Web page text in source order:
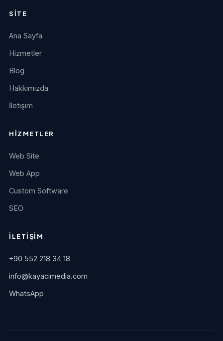
SITE
Ana Sayfa
Hizmetler
Blog
Hakkımızda
İletişim
HIZMETLER
Web Site
Web App
Custom Software
SEO
İLETIŞIM
+90 552 218 34 18
info@kayacimedia.com
WhatsApp